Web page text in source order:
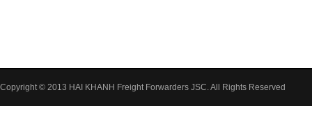
Copyright © 2013 HAI KHANH Freight Forwarders JSC. All Rights Reserved